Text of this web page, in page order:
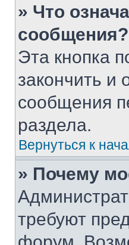
» Что
сообщения?
Эта кнопка
закончить и
сообщения
раздела.
Вернуться к
» Почему
требуют